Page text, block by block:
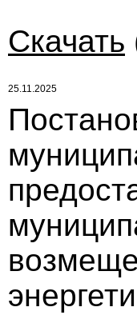
Скачать
25.11.2025